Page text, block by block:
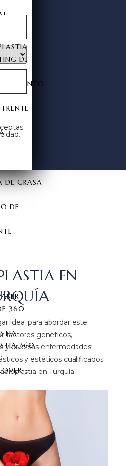
DE
DE GRASA
DE
360
360
DE
HI-
EN
ideal para abordar este
factores genéticos,
y diversas enfermedades!
y estéticos cualificados
en Turquía.